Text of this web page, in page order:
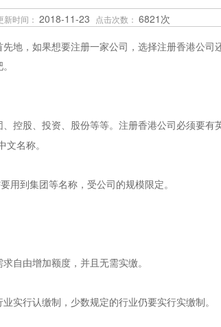
新时间： 2018-11-23 点击次数： 6821次
地，如果想要注册一家公司，选择注册香港公
股、投资、股份等等。注册香港公司必须要有
名称。
到集团等名称，受公司的规模限定。
自由增加额度，并且无需实缴。
行认缴制，少数规定的行业仍要实行实缴制。